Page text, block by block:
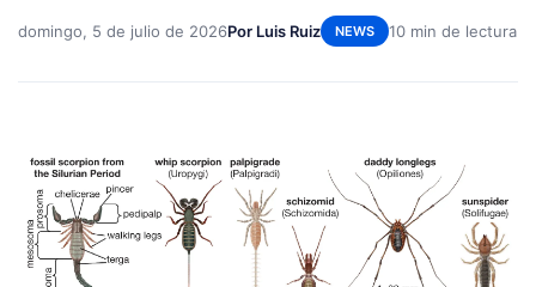
domingo, 5 de julio de 2026Por Luis Ruiz NEWS 10 min de lectura